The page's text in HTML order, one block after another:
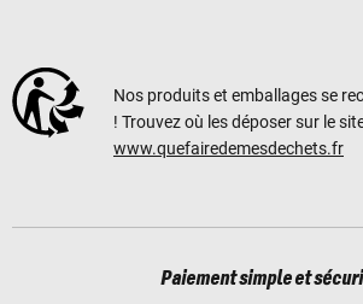
Nos produits et emballages se
! Trouvez où les déposer sur le
www.quefairedemesdechets.fr
Paiement simple et